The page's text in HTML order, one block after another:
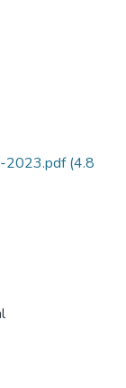
2023.pdf(4.8